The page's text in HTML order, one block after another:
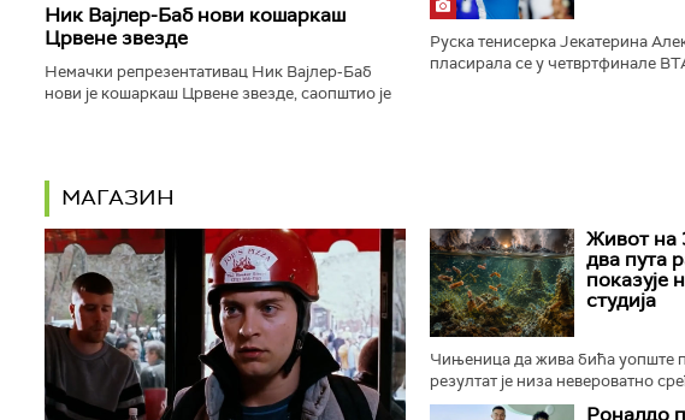
Ник Вајлер-Баб нови кошаркаш
Црвене звезде
Немачки репрезентативац Ник Вајлер-Баб
нови је кошаркаш Црвене звезде, саопштио је
Руска тенисерка Јекатерина
пласирала се у четвртфинале
МАГАЗИН
Живот на
два пута
показује
студија
Чињеница да жива бића уопште
резултат је низа невероватно
околности које се протежу више
Роналдо